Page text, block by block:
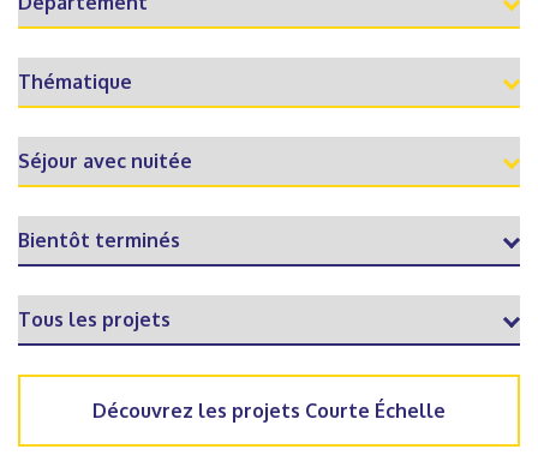
Découvrez les projets Courte Échelle